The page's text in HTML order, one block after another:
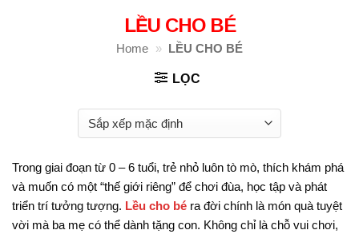
LỀU CHO BÉ
Home » LỀU CHO BÉ
LỌC
Trong giai đoạn từ 0 – 6 tuổi, trẻ nhỏ luôn tò mò, thích khám phá
và muốn có một “thế giới riêng” để chơi đùa, học tập và phát
triển trí tưởng tượng. Lều cho bé ra đời chính là món quà tuyệt
vời mà ba mẹ có thể dành tặng con. Không chỉ là chỗ vui chơi,